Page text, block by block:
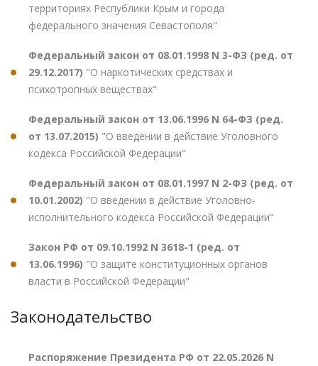
территориях Республики Крым и города
федерального значения Севастополя"
Федеральный закон от 08.01.1998 N 3-ФЗ (ред. от
29.12.2017) "О наркотических средствах и
психотропных веществах"
Федеральный закон от 13.06.1996 N 64-ФЗ (ред.
от 13.07.2015) "О введении в действие Уголовного
кодекса Российской Федерации"
Федеральный закон от 08.01.1997 N 2-ФЗ (ред. от
10.01.2002) "О введении в действие Уголовно-
исполнительного кодекса Российской Федерации"
Закон РФ от 09.10.1992 N 3618-1 (ред. от
13.06.1996) "О защите конституционных органов
власти в Российской Федерации"
Законодательство
Распоряжение Президента РФ от 22.05.2026 N